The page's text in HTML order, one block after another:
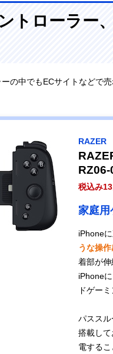
トローラー
の中でもECサイトなどで
RAZER
税込み
家庭用
iPhoneに
うな操作
着部が
iPhone
ドゲー
パスス
搭載し
電するこ